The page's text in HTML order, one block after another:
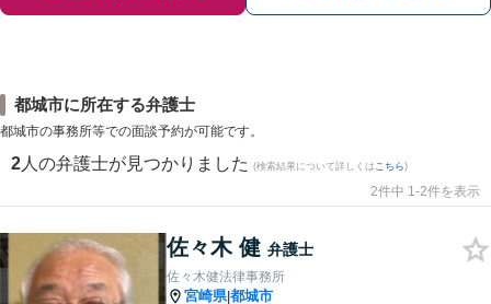
都城市に所在する弁護士
都城市の事務所等での面談予約が可能です。
2 人の弁護士が見つかりました (検索結果について詳しくは こちら)
2件中 1-2件を表示
佐々木 健 弁護士
佐々木健法律事務所
宮崎県|都城市